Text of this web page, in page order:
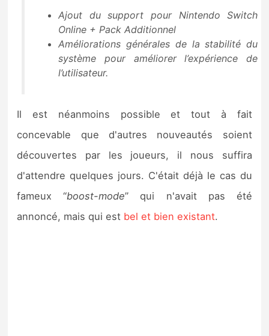
Guides
Ajout du support pour Nintendo Switch
Online + Pack Additionnel
Améliorations générales de la stabilité du
système pour améliorer l’expérience de
l’utilisateur.
Il est néanmoins possible et tout à fait
concevable que d'autres nouveautés soient
découvertes par les joueurs, il nous suffira
d'attendre quelques jours. C'était déjà le cas du
fameux “boost-mode” qui n'avait pas été
annoncé, mais qui est bel et bien existant.